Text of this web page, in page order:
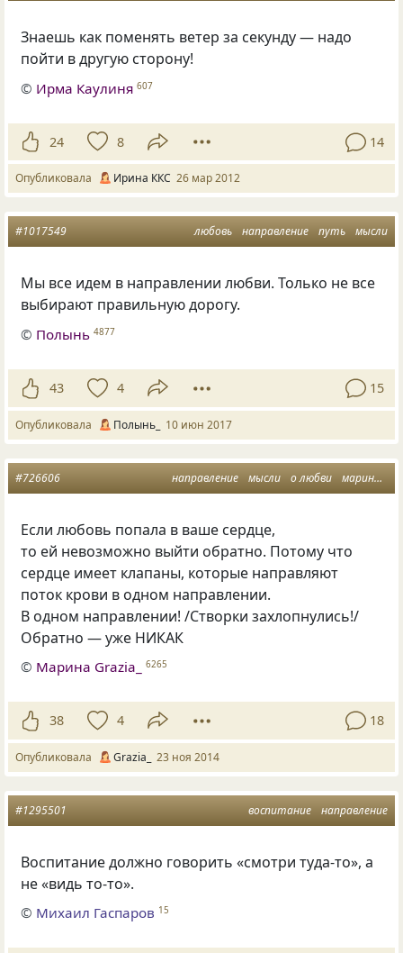
Знаешь как поменять ветер за секунду — надо
пойти в другую сторону!
© Ирма Каулиня 607
24 8 14
Опубликовала Ирина ККС 26 мар 2012
любовь направление путь мысли
#1017549
Мы все идем в направлении любви. Только не все
выбирают правильную дорогу.
© Полынь 4877
43 4 15
Опубликовала Полынь_ 10 июн 2017
направление мысли о любви марина грация
#726606
Если любовь попала в ваше сердце,
то ей невозможно выйти обратно. Потому что
сердце имеет клапаны, которые направляют
поток крови в одном направлении.
В одном направлении! /Створки захлопнулись!/
Обратно — уже НИКАК
© Марина Grazia_ 6265
38 4 18
Опубликовала Grazia_ 23 ноя 2014
воспитание направление
#1295501
Воспитание должно говорить «смотри туда-то», а
не «видь то-то».
© Михаил Гаспаров 15